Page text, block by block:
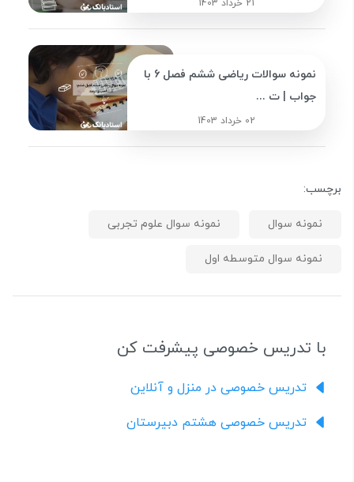
21 خرداد 1403
نمونه سوالات ریاضی ششم فصل 6 با
جواب | ت ...
02 خرداد 1403
برچسب:
نمونه سوال نمونه سوال علوم تجربی
نمونه سوال متوسطه اول
با تدریس خصوصی پیشرفت کن
تدریس خصوصی در منزل و آنلاین
تدریس خصوصی هشتم دبیرستان